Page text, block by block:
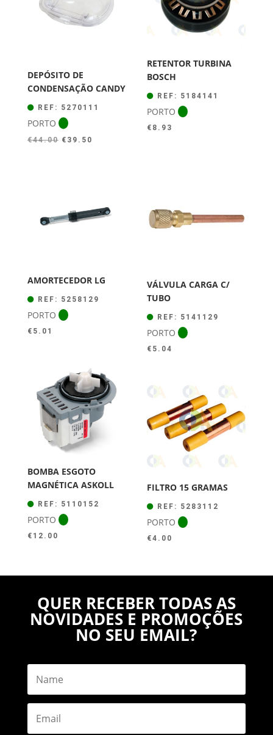
DEPÓSITO DE
CONDENSAÇÃO CANDY
REF: 5270111
PORTO
€44.00 O
€ 39.50
RETENTOR TURBINA
BOSCH
REF: 5184141
PORTO
€ 8.93
AMORTECEDOR LG
REF: 5258129
PORTO
€ 5.01
VÁLVULA CARGA C/
TUBO
REF: 5141129
PORTO
€ 5.04
BOMBA ESGOTO
MAGNÉTICA ASKOLL
REF: 5110152
PORTO
€ 12.00
FILTRO 15 GRAMAS
REF: 5283112
PORTO
€4.00
QUER RECEBER TODAS AS
NOVIDADES E PROMOÇÕES
NO SEU EMAIL?